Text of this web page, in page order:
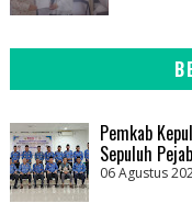
Pemkab
Sepuluh
06 Agustus